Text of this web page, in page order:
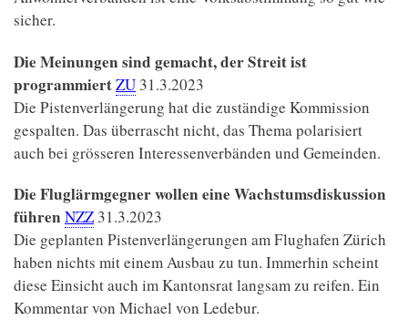
sicher.
Die Meinungen sind gemacht, der Streit ist
programmiertZU 31.3.2023
Die Pistenverlängerung hat die zuständige Kommission
gespalten. Das überrascht nicht, das Thema polarisiert
auch bei grösseren Interessenverbänden und Gemeinden.
Die Fluglärmgegner wollen eine Wachstumsdiskussion
führen NZZ31.3.2023
Die geplanten Pistenverlängerungen am Flughafen Zürich
haben nichts mit einem Ausbau zu tun. Immerhin scheint
diese Einsicht auch im Kantonsrat langsam zu reifen. Ein
Kommentar von Michael von Ledebur.